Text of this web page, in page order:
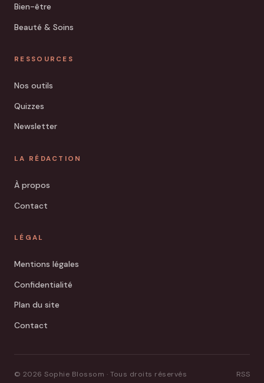
Bien-être
Beauté & Soins
RESSOURCES
Nos outils
Quizzes
Newsletter
LA RÉDACTION
À propos
Contact
LÉGAL
Mentions légales
Confidentialité
Plan du site
Contact
© 2026 Sophie Blossom · Tous droits réservés RSS